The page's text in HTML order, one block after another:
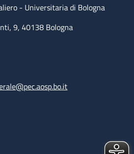
- Universitaria di Bologna
9, 40138 Bologna